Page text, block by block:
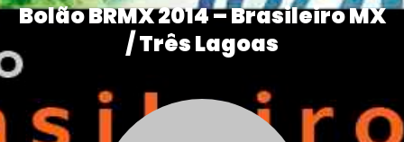
Bolão BRMX 2014 – Brasileiro MX
/ Três Lagoas